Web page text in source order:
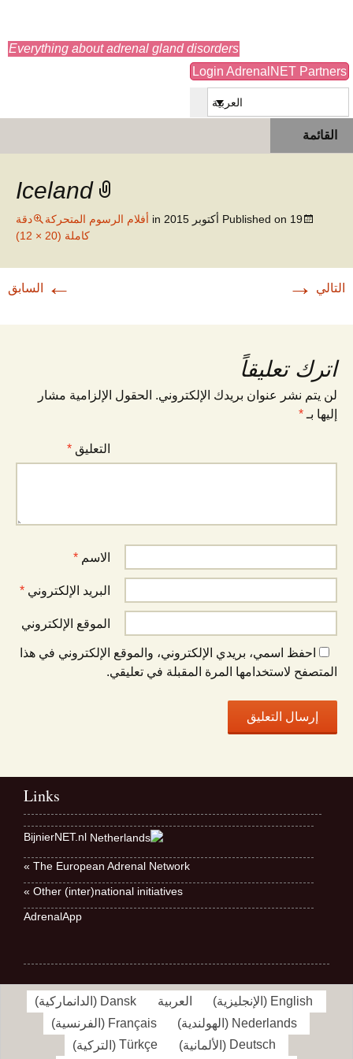
Everything about adrenal gland disorders
Login AdrenalNET Partners
العربية
القائمة
البحث
Iceland
Published on 19 أكتوبر 2015 أفلام الرسوم المتحركة
دقة
كاملة (20 × 12)
← السابق التالي →
اترك تعليقاً
لن يتم نشر عنوان بريدك الإلكتروني. الحقول الإلزامية مشار
إليها بـ *
التعليق *
الاسم *
البريد الإلكتروني *
الموقع الإلكتروني
احفظ اسمي، بريدي الإلكتروني، والموقع الإلكتروني في هذا
المتصفح لاستخدامها المرة المقبلة في تعليقي.
Links
BijnierNET.nl
The European Adrenal Network »
Other (inter)national initiatives »
AdrenalApp
English
(الإنجليزية) العربية Dansk
(الدانماركية)
Nederlands
( الهولندية)
Français
( الفرنسية)
Deutsch
(الألمانية)
Türkçe
(التركية)